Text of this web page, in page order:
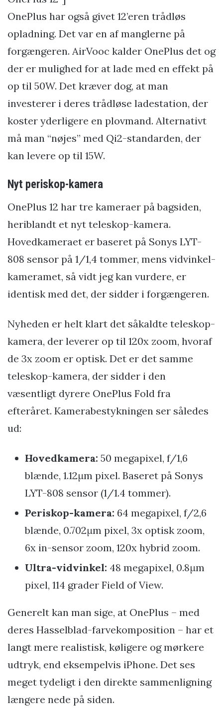
OnePlus har også givet 12’eren trådløs
opladning. Det var en af manglerne på
forgængeren. AirVooc kalder OnePlus det og
der er mulighed for at lade med en effekt på
op til 50W. Det kræver dog, at man
investerer i deres trådløse ladestation, der
koster yderligere en plovmand. Alternativt
må man “nøjes” med Qi2-standarden, der
kan levere op til 15W.
Nyt periskop-kamera
OnePlus 12 har tre kameraer på bagsiden,
heriblandt et nyt teleskop-kamera.
Hovedkameraet er baseret på Sonys LYT-
808 sensor på 1/1,4 tommer, mens vidvinkel-
kameramet, så vidt jeg kan vurdere, er
identisk med det, der sidder i forgængeren.
Nyheden er helt klart det såkaldte teleskop-
kamera, der leverer op til 120x zoom, hvoraf
de 3x zoom er optisk. Det er det samme
teleskop-kamera, der sidder i den
væsentligt dyrere OnePlus Fold fra
efteråret. Kamerabestykningen ser således
ud:
Hovedkamera: 50 megapixel, f/1,6
blænde, 1.12μm pixel. Baseret på Sonys
LYT-808 sensor (1/1.4 tommer).
Periskop-kamera: 64 megapixel, f/2,6
blænde, 0.702μm pixel, 3x optisk zoom,
6x in-sensor zoom, 120x hybrid zoom.
Ultra-vidvinkel: 48 megapixel, 0.8μm
pixel, 114 grader Field of View.
Generelt kan man sige, at OnePlus – med
deres Hasselblad-farvekomposition – har et
langt mere realistisk, køligere og mørkere
udtryk, end eksempelvis iPhone. Det ses
meget tydeligt i den direkte sammenligning
længere nede på siden.